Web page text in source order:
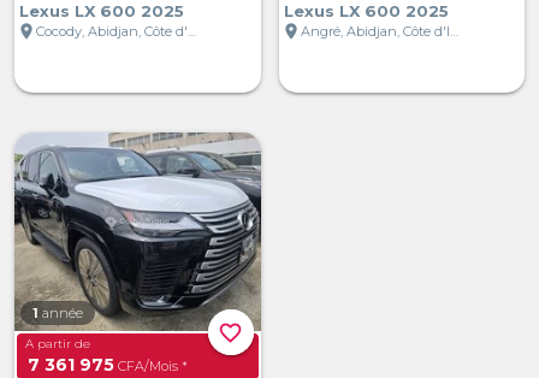
Lexus LX 600 2025
location_on
Cocody, Abidjan, Côte d'Ivoire
Lexus LX 600 2025
location_on
Angré, Abidjan, Côte d'Ivoire
favorite_border
1 année
A partir de
7 361 975 CFA/Mois *